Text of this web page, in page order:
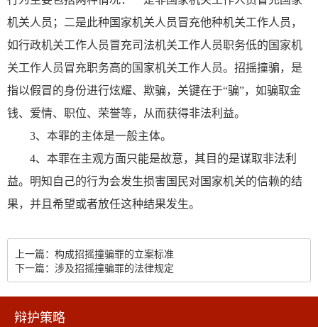
机关人员；二是此种国家机关人员冒充他种机关工作人员，
如行政机关工作人员冒充司法机关工作人员职务低的国家机
关工作人员冒充职务高的国家机关工作人员。招摇撞骗，是
指以假冒的身份进行炫耀、欺骗，关键在于“骗”，如骗取金
钱、爱情、职位、荣誉等，从而获得非法利益。
3、本罪的主体是一般主体。
4、本罪在主观方面只能是故意，其目的是谋取非法利
益。明知自己的行为会发生损害国民对国家机关的信赖的结
果，并且希望或者放任这种结果发生。
上一篇：构成招摇撞骗罪的立案标准
下一篇：涉及招摇撞骗罪的法律规定
辩护策略